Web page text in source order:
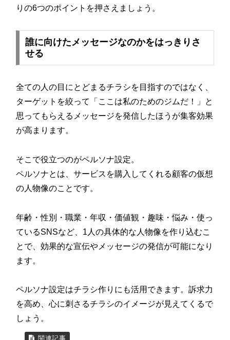
りの6つのポイントを押さえましょう。
誰に向けたメッセージなのかをはっきりさ
せる
全ての人の目にとどまるチラシを目指すのではなく、
ターゲットを絞って「ここは私のためのジムだ！」と
思ってもらえるメッセージを発信したほうが集客効果
が高まります。
そこで役立つのがペルソナ設定。
ペルソナとは、サービスを購入してくれる顧客の仮想
の人物像のことです。
年齢・性別・職業・年収・価値観・趣味・悩み・使っ
ているSNSなど、1人の具体的な人物像を作り込むこ
とで、効果的な宣伝やメッセージの発信が可能になり
ます。
ペルソナ設定はチラシ作りにも活用できます。訴求力
を高め、心に刺さるチラシのイメージが見えてくるで
しょう。